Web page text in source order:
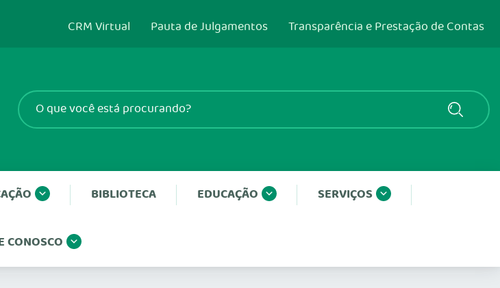
CRM Virtual Pauta de Julgamentos Transparência e Prestação de Contas
BIBLIOTECA EDUCAÇÃO SERVIÇOS
CONOSCO